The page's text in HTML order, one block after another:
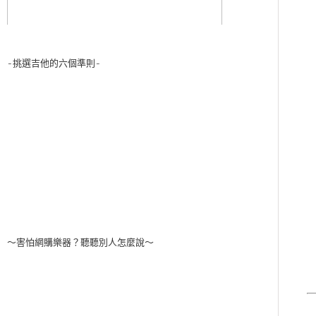
-挑選吉他的六個準則-
～害怕網購樂器？聽聽別人怎麼說～